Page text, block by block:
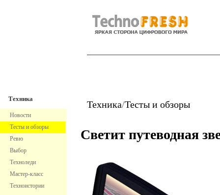
Техника
Новости
Тесты и обзоры
Ревю
Выбор
Техноледи
Мастер-класс
Техноистории
Техника/Тесты и обзоры
Светит путеводная